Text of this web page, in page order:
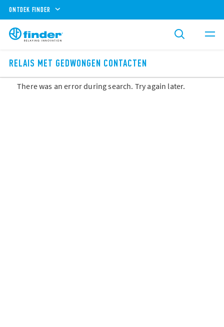
ONTDEK FINDER
RELAIS MET GEDWONGEN CONTACTEN
There was an error during search. Try again later.